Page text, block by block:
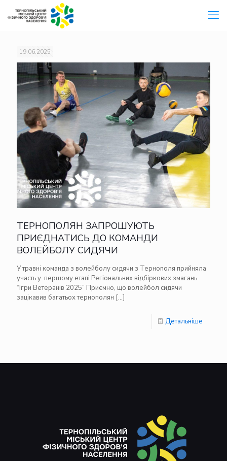
19.06.2025
ТЕРНОПОЛЯН ЗАПРОШУЮТЬ
ПРИЄДНАТИСЬ ДО КОМАНДИ
ВОЛЕЙБОЛУ СИДЯЧИ
У травні команда з волейболу сидячи з Тернополя прийняла
участь у першому етапі Регіональних відбіркових змагань
“Ігри Ветеранів 2025” Приємно, що волейбол сидячи
зацікавив багатьох тернополян […]
Детальніше